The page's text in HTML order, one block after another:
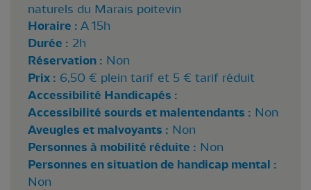
naturels du Marais poitevin
Horaire : A 15h
Durée : 2h
Réservation : Non
Prix : 6,50 € plein tarif et 5 € tarif réduit
Accessibilité Handicapés :
Accessibilité sourds et malentendants : Non
Aveugles et malvoyants : Non
Personnes à mobilité réduite : Non
Personnes en situation de handicap mental :
Non